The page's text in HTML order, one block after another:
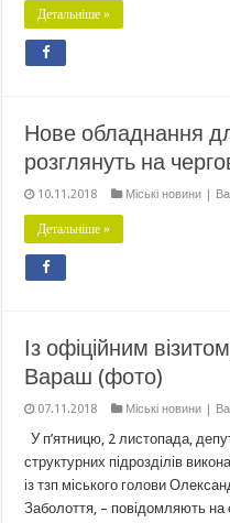
Детальніше »
Нове обладнання
розглянуть на
10.11.2018 Міські новини |
Детальніше »
Із офіційним
Вараш (фото)
07.11.2018 Міські новини |
У п’ятницю, 2 листопада,
структурних підрозділів
із тзп міського голови
Заболоття, – повідомляють на